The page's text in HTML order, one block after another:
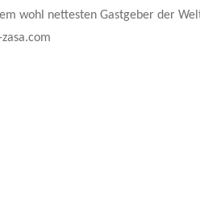
wohl nettesten Gastgeber der